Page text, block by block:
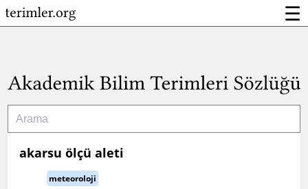
☰
akarsu ölçü aleti
meteoroloji